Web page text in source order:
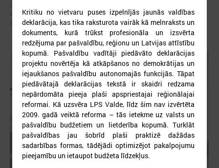
Latvijas Pašvaldību savienības sarunās, kas notiks šī gada 5. augustā
plkst. 14:30 LPS 4. stāva zālē (Mazā Pils iela 1, Rīga).
Kritiku no vietvaru puses izpelnījās jaunās valdības
deklarācija, kas tika raksturota vairāk kā melnraksts un
dokuments, kurā trūkst profesionāla un izsvērta
redzējuma par pašvaldību, reģionu un Latvijas attīstību
kopumā. Pašvaldību vadītāji piedāvāto deklarācijas
projektu novērtēja kā atkāpšanos no demokrātijas un
iejaukšanos pašvaldību autonomajās funkcijās. Tāpat
piedāvātajā deklarācijas tekstā ir skaidri redzama
nepārdomāta pieeja plaši apspriestajai reģionālajai
reformai. Kā uzsvēra LPS Valde, līdz šim nav izvērtēta
2009. gadā veiktā reforma – tās ietekme uz valsts un
pašvaldību budžetiem un lietderība kopumā. Turklāt
pašvaldības jau šobrīd plaši praktizē dažādas
sadarbības formas, tādējādi optimizējot pakalpojumu
pieejamību un ietaupot budžeta līdzekļus.